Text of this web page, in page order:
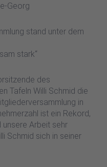
Georg
stand unter dem
stark“
des
Tafeln Willi Schmid die
in
ist ein Rekord,
unsere Arbeit sehr
Schmid sich in seiner